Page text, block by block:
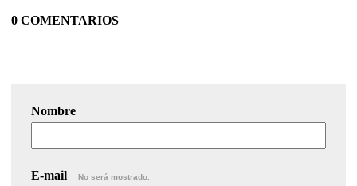
0 COMENTARIOS
Nombre
E-mail No será mostrado.